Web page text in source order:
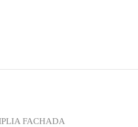
FACHADA